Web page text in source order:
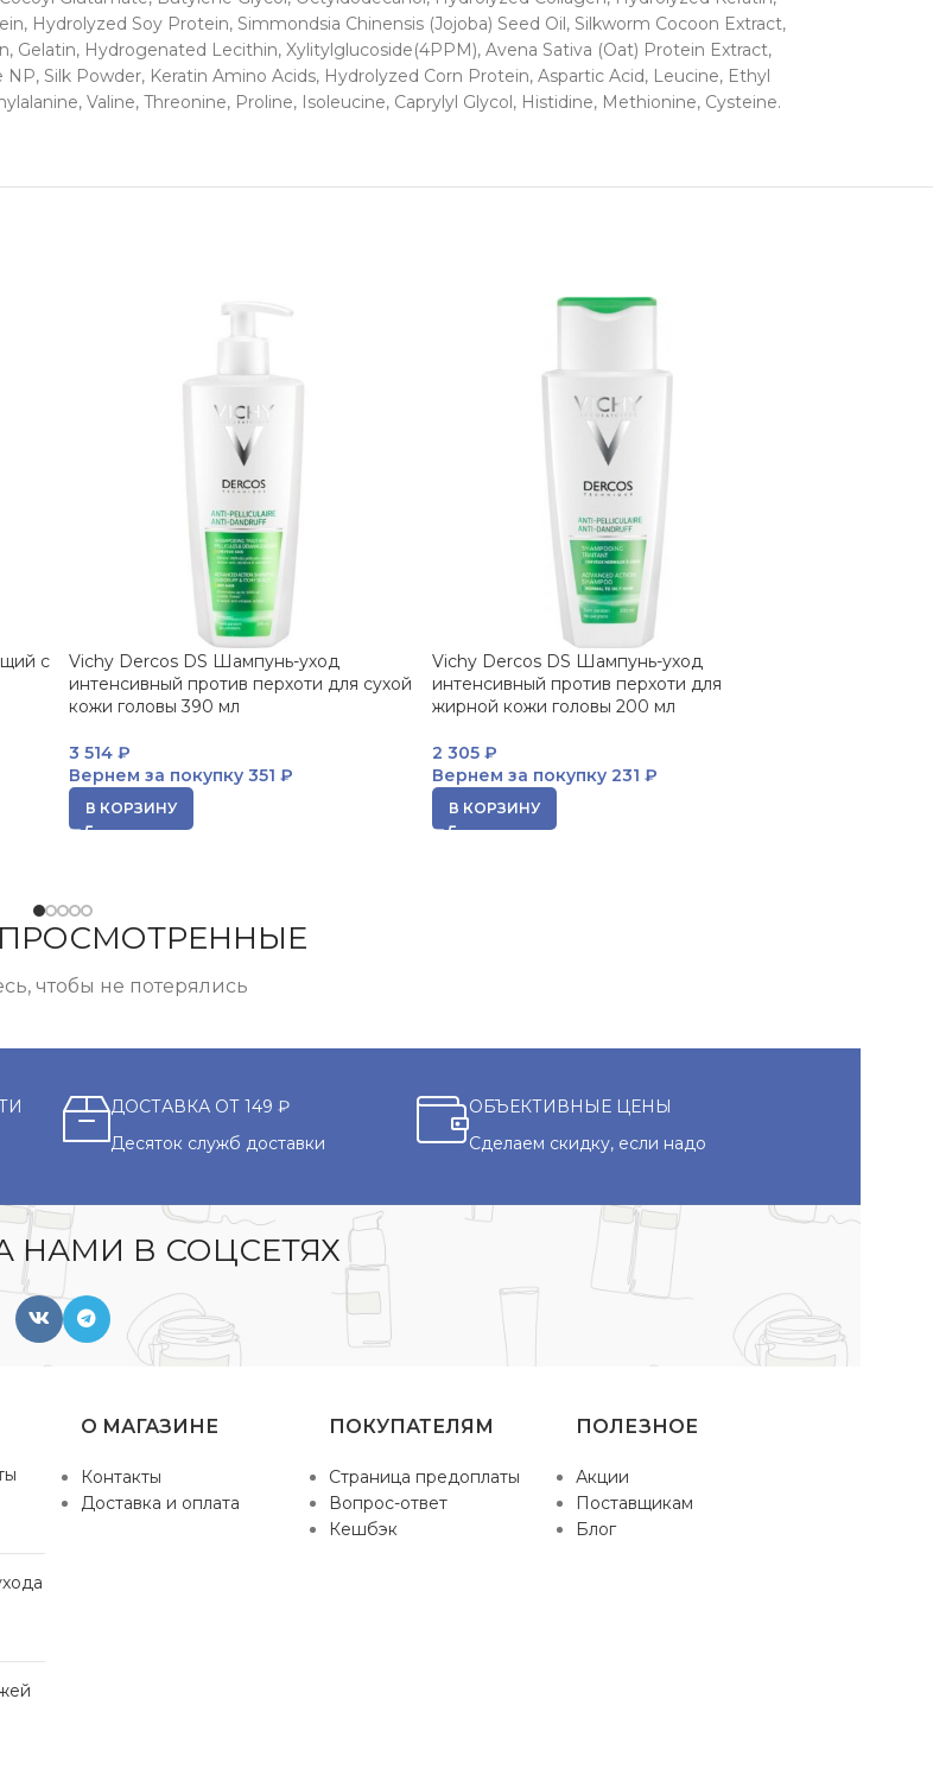
Hydrolyzed Soy Protein, Simmondsia Chinensis (Jojoba) Seed Oil, Silkworm Cocoon Extract,
Hydrogenated Lecithin, Xylitylglucoside(4PPM), Avena Sativa (Oat) Protein Extract,
Silk Powder, Keratin Amino Acids, Hydrolyzed Corn Protein, Aspartic Acid, Leucine, Ethyl
Valine, Threonine, Proline, Isoleucine, Caprylyl Glycol, Histidine, Methionine, Cysteine.
с
Vichy Dercos DS Шампунь-уход
интенсивный против перхоти для сухой
кожи головы 390 мл
3 514 ₽
Вернем за покупку 351 ₽
В КОРЗИНУ
Vichy Dercos DS Шампунь-уход
интенсивный против перхоти для
жирной кожи головы 200 мл
2 305 ₽
Вернем за покупку231 ₽
В КОРЗИНУ
чтобы не потерялись
ДОСТАВКА ОТ 149 ₽
Десяток служб доставки
ОБЪЕКТИВНЫЕ ЦЕНЫ
Сделаем скидку, если надо
НАМИ В СОЦСЕТЯХ
О МАГАЗИНЕ
Контакты
Доставка и оплата
ПОКУПАТЕЛЯМ
Страница предоплаты
Вопрос-ответ
Кешбэк
ПОЛЕЗНОЕ
Акции
Поставщикам
Блог